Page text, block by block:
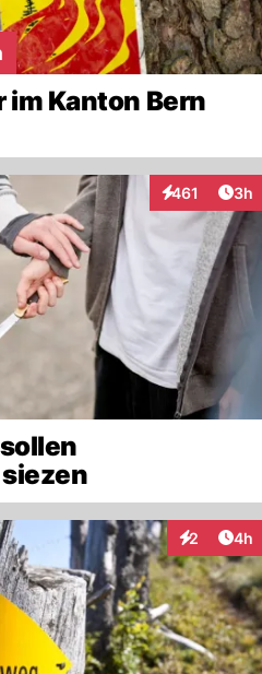
im Kanton Bern
461
Interaktionen
3h
2 4h